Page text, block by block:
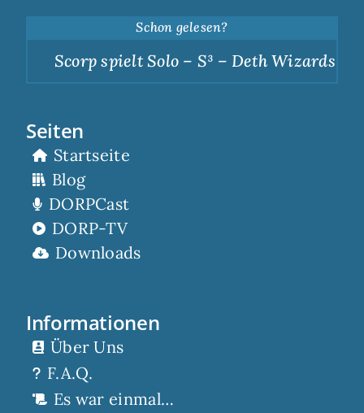
Schon gelesen?
Scorp spielt Solo – S³ – Deth Wizards –
Seiten
Startseite
Blog
DORPCast
DORP-TV
Downloads
Informationen
Über Uns
F.A.Q.
Es war einmal…